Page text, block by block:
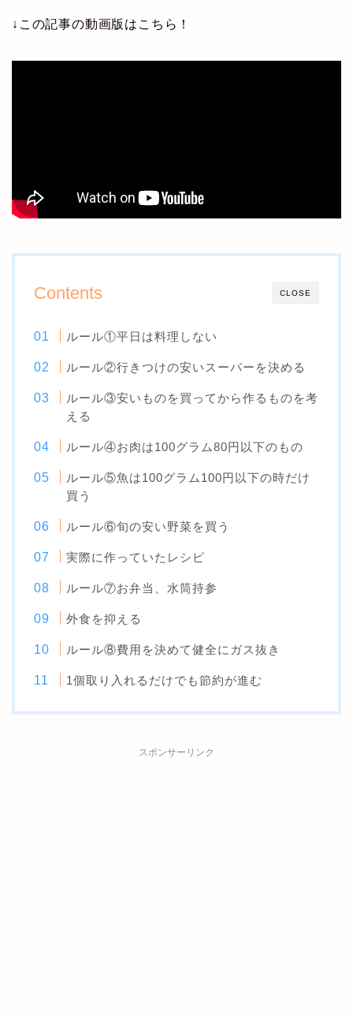
↓この記事の動画版はこちら！
CLOSE
Contents
ルール①平日は料理しない
ルール②行きつけの安いスーパーを決める
ルール③安いものを買ってから作るものを考
える
ルール④お肉は100グラム80円以下のもの
ルール⑤魚は100グラム100円以下の時だけ
買う
ルール⑥旬の安い野菜を買う
実際に作っていたレシピ
ルール⑦お弁当、水筒持参
外食を抑える
ルール⑧費用を決めて健全にガス抜き
1個取り入れるだけでも節約が進む
スポンサーリンク